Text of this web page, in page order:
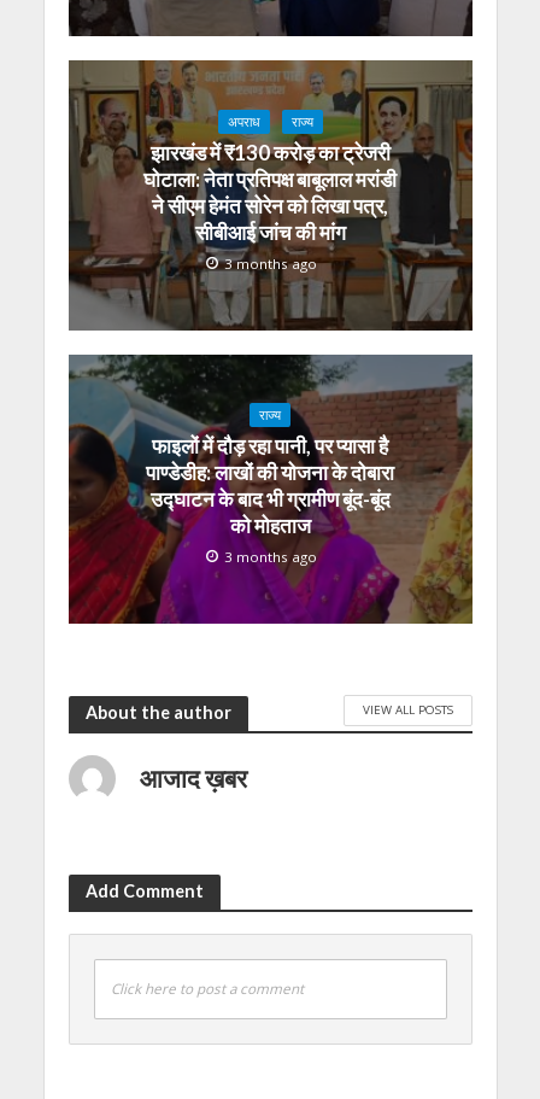
अपराध राज्य
झारखंड में ₹130 करोड़ का ट्रेजरी
घोटाला: नेता प्रतिपक्ष बाबूलाल मरांडी
ने सीएम हेमंत सोरेन को लिखा पत्र,
सीबीआई जांच की मांग
3 months ago
राज्य
फाइलों में दौड़ रहा पानी, पर प्यासा है
पाण्डेडीह: लाखों की योजना के दोबारा
उद्घाटन के बाद भी ग्रामीण बूंद-बूंद
को मोहताज
3 months ago
About the author VIEW ALL POSTS
आजाद ख़बर
Add Comment
Click here to post a comment